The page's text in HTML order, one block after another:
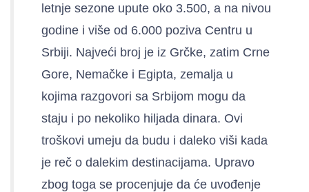
letnje sezone upute oko 3.500, a na nivou
godine i više od 6.000 poziva Centru u
Srbiji. Najveći broj je iz Grčke, zatim Crne
Gore, Nemačke i Egipta, zemalja u
kojima razgovori sa Srbijom mogu da
staju i po nekoliko hiljada dinara. Ovi
troškovi umeju da budu i daleko viši kada
je reč o dalekim destinacijama. Upravo
zbog toga se procenjuje da će uvođenje